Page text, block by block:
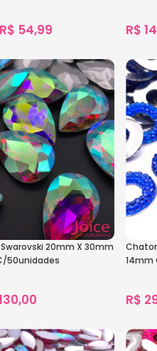
R$ 54,99 R$
Ver
20mm X 30mm
50unidades
14mm
R$
Ver